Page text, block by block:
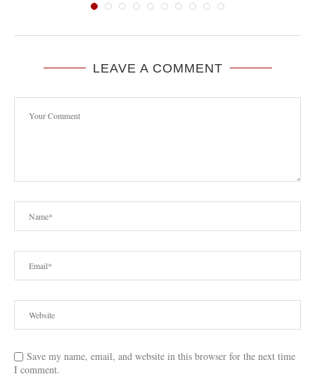
LEAVE A COMMENT
Save my name, email, and website in this browser for the next time
I comment.